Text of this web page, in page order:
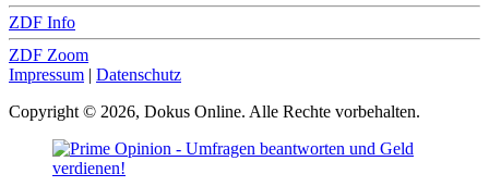
ZDF Info
ZDF Zoom
Impressum | Datenschutz
Copyright © 2026, Dokus Online. Alle Rechte vorbehalten.